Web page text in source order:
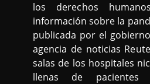
los derechos
información sobre la
publicada por el
agencia de noticias
salas de los hospitales
llenas de pacientes